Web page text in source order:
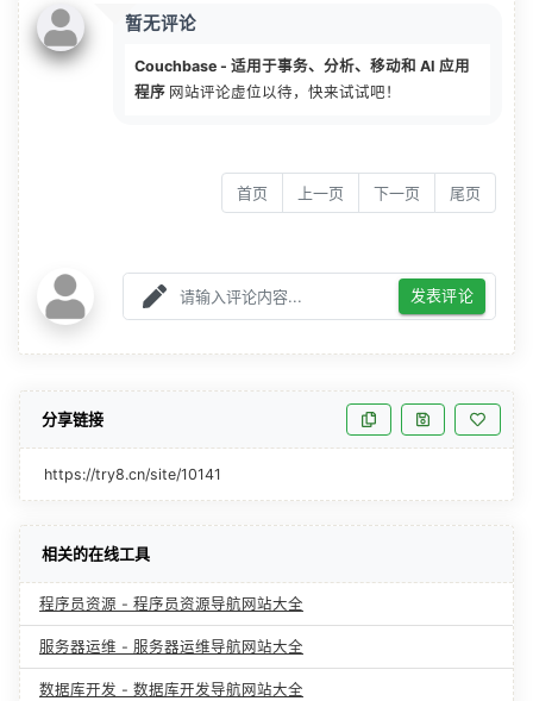
暂无评论
Couchbase - 适用于事务、分析、移动和 AI 应用
程序 网站评论虚位以待，快来试试吧！
首页 上一页 下一页 尾页
发表评论
分享链接
https://try8.cn/site/10141
相关的在线工具
程序员资源 - 程序员资源导航网站大全
服务器运维 - 服务器运维导航网站大全
数据库开发 - 数据库开发导航网站大全